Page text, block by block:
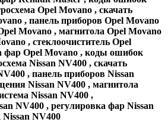
Opel Movano , скачать
, панель приборов Opel Movano
Movano , магнитола Opel Movano
, стеклоочиститель Opel
фар Opel Movano , коды ошибок
Nissan NV400 , скачать
, панель приборов Nissan
Nissan NV400 , магнитола
Nissan NV400 ,
NV400 , регулировка фар Nissan
NV400